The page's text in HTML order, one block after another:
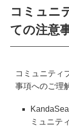
コミュニ
ての注意
コミュニティ
事項へのご理
ミュニテ